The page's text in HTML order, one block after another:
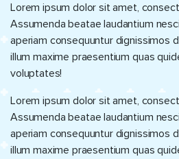
Lorem ipsum dolor sit amet,
Assumenda beatae laudantium
aperiam consequuntur dignissimos
illum maxime praesentium quas
voluptates!
Lorem ipsum dolor sit amet,
Assumenda beatae laudantium
aperiam consequuntur dignissimos
illum maxime praesentium quas